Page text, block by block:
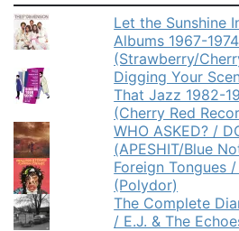
Let the Sunshine
Albums 1967-
(Strawberry/
Digging Your
That Jazz 1982-
(Cherry Red
WHO ASKED? /
(APESHIT/Blue
Foreign Tongues
(Polydor)
The Complete
/ E.J. & The